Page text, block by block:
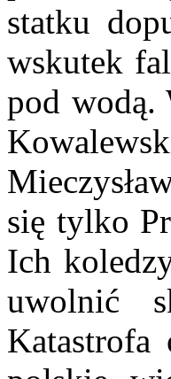
statku
wskutek
pod wodą.
się tylko
Ich
uwolnić
Katastrofa